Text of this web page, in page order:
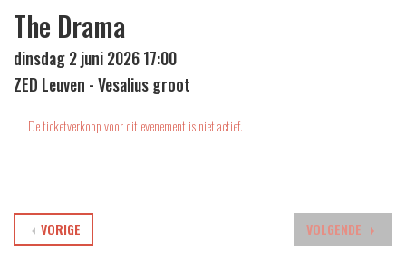
The Drama
dinsdag 2 juni 2026 17:00
ZED Leuven - Vesalius groot
De ticketverkoop voor dit evenement is niet actief.
VOLGENDE
VORIGE